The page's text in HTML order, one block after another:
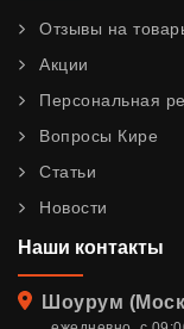
Отзывы на
Акции
Персональная
Вопросы Кире
Статьи
Новости
Наши контакты
Адрес
Шоурум